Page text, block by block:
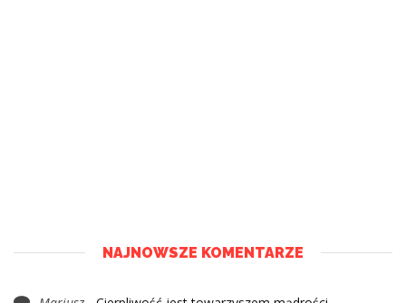
NAJNOWSZE KOMENTARZE